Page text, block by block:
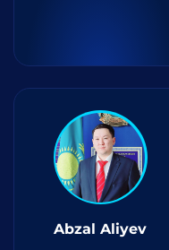
Abzal Aliyev